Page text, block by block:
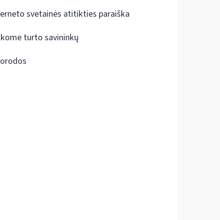
svetainės atitikties paraiška
turto savininkų